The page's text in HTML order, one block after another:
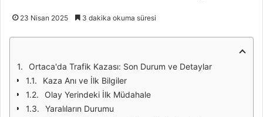
23 Nisan 2025 3 dakika okuma süresi
Ortaca'da Trafik Kazası: Son Durum ve Detaylar
Kaza Anı ve İlk Bilgiler
Olay Yerindeki İlk Müdahale
Yaralıların Durumu